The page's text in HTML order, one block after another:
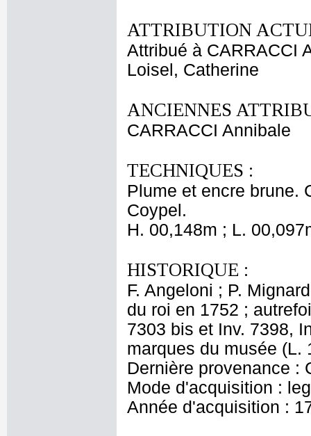
ATTRIBUTION
Attribué à CARRACCI
Loisel, Catherine
ANCIENNES
CARRACCI Annibale
TECHNIQUES :
Plume et encre brune.
Coypel.
H. 00,148m ; L.
HISTORIQUE :
F. Angeloni ; P.
du roi en 1752 ;
7303 bis et Inv. 7398,
marques du musée (L.
Dernière provenance :
Mode d'acquisition :
Année d'acquisition :